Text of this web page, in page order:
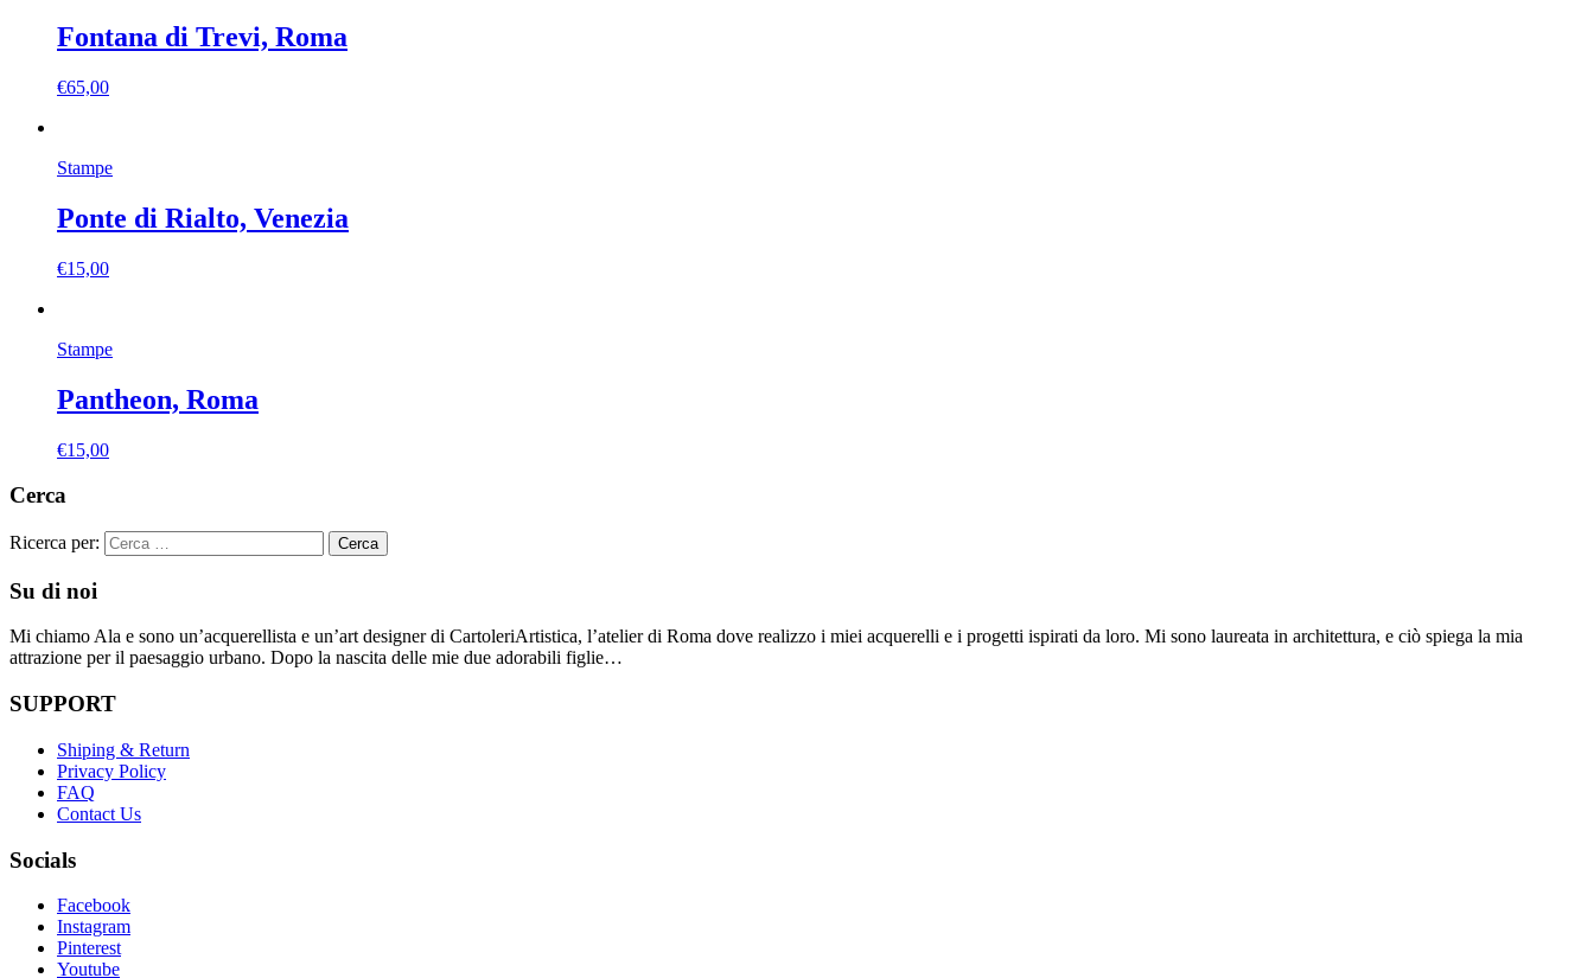
Fontana di Trevi, Roma
€65,00
Stampe
Ponte di Rialto, Venezia
€15,00
Stampe
Pantheon, Roma
€15,00
Cerca
Ricerca per:
Su di noi
Mi chiamo Ala e sono un’acquerellista e un’art designer di CartoleriArtistica, l’atelier di Roma dove realizzo i miei acquerelli e i progetti ispirati da loro. Mi sono laureata in architettura, e ciò spiega la mia
attrazione per il paesaggio urbano. Dopo la nascita delle mie due adorabili figlie…
SUPPORT
Shiping & Return
Privacy Policy
FAQ
Contact Us
Socials
Facebook
Instagram
Pinterest
Youtube